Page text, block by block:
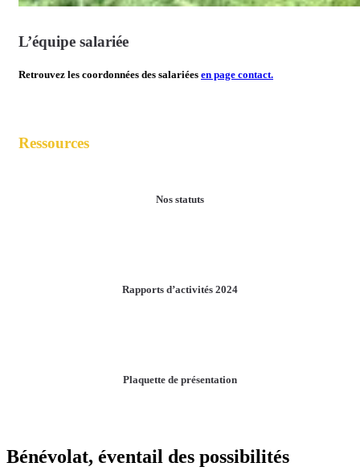
L’équipe salariée
Retrouvez les coordonnées des salariées en page contact.
Ressources
Nos statuts
Rapports d’activités 2024
Plaquette de présentation
Bénévolat, éventail des possibilités